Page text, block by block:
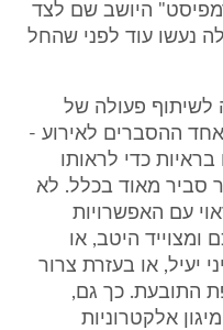
היושב שם לצד
נעשו עוד לפני שהחל
לשיתוף פעולה של
אחד ההסברים לאירוע -
כדי לראותו
סביר מאוד בכלל. לא
עם האפשרויות
ומצוייד היטב, או
יעיל, או בעזרת צרור
התובעת. כך גם,
אלקטרוניות